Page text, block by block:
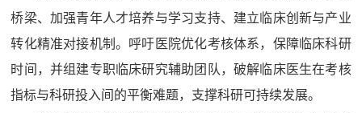
桥梁、加强青年人才培养与学习支持、建立临床创新与产业
转化精准对接机制。呼吁医院优化考核体系，保障临床科研
时间，并组建专职临床研究辅助团队，破解临床医生在考核
指标与科研投入间的平衡难题，支撑科研可持续发展。